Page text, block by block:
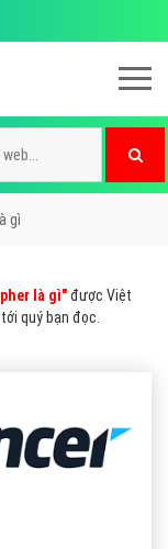
gì
là gì"được Việt
quý bạn đọc.